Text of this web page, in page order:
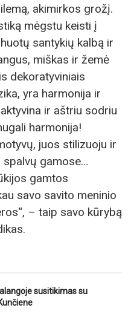
akimirkos grožį.
mėgstu keisti į
santykių kalbą ir
miškas ir žemė
dekoratyviniais
yra harmonija ir
ir aštriu sodriu
harmonija!
juos stilizuoju ir
spalvų gamose…
gamtos
savo savito meninio
– taip savo kūrybą
susitikimas su